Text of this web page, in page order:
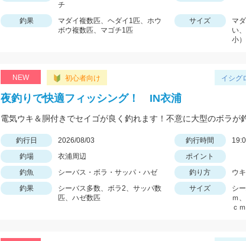
チ
釣果
マダイ複数匹、ヘダイ1匹、ホウ
ボウ複数匹、マゴチ1匹
サイズ
マ
い
小）
NEW 初心者向け イシグ
夜釣りで快適フィッシング！ IN衣浦
釣行日 2026/08/03 釣行時間
釣場
衣浦周辺
ポイント
釣魚
シーバス・ボラ・サッパ・ハゼ 釣り方
ウ
釣果
シーバス多数、ボラ2、サッパ数
匹、ハゼ数匹
サイズ
シ
ｍ
ｃｍ